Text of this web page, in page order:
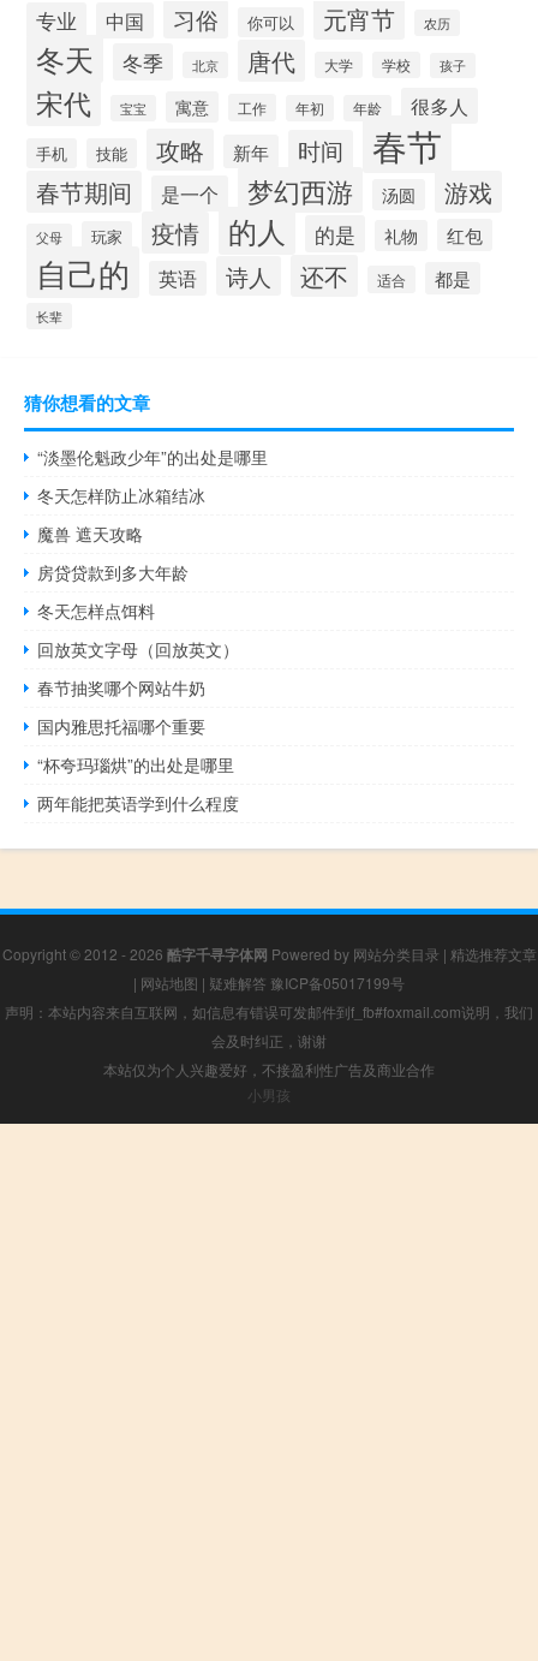
专业 中国 习俗 你可以 元宵节 农历
冬天 冬季 北京 唐代 大学 学校 孩子
宋代 宝宝 寓意 工作 年初 年龄 很多人
手机 技能 攻略 新年 时间 春节
春节期间 是一个 梦幻西游 汤圆 游戏
父母 玩家 疫情 的人 的是 礼物 红包
自己的 英语 诗人 还不 适合 都是
长辈
猜你想看的文章
“淡墨伦魁政少年”的出处是哪里
冬天怎样防止冰箱结冰
魔兽 遮天攻略
房贷贷款到多大年龄
冬天怎样点饵料
回放英文字母（回放英文）
春节抽奖哪个网站牛奶
国内雅思托福哪个重要
“杯夸玛瑙烘”的出处是哪里
两年能把英语学到什么程度
Copyright © 2012 - 2026 酷字千寻字体网 Powered by 网站分类目录 | 精选推荐文章
| 网站地图 | 疑难解答 豫ICP备05017199号
声明：本站内容来自互联网，如信息有错误可发邮件到f_fb#foxmail.com说明，我们
会及时纠正，谢谢
本站仅为个人兴趣爱好，不接盈利性广告及商业合作
小男孩